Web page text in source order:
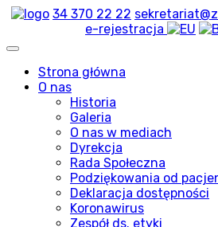
34 370 22 22
e-rejestracja
Strona główna
O nas
Historia
Galeria
O nas w mediach
Dyrekcja
Rada Społeczna
Podziękowania od
Deklaracja dostępności
Koronawirus
Zespół ds. etyki